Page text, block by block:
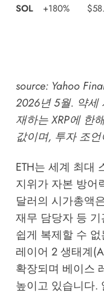
SOL
+180%
source: Yahoo
2026년 5월. 약세
재하는 XRP에 한
값이며, 투자 조
ETH는 세계 최대
지위가 자본 방어
달러의 시가총액
재무 담당자 등
쉽게 복제할 수
레이어 2 생태계
확장되며 베이스
높이고 있습니다.